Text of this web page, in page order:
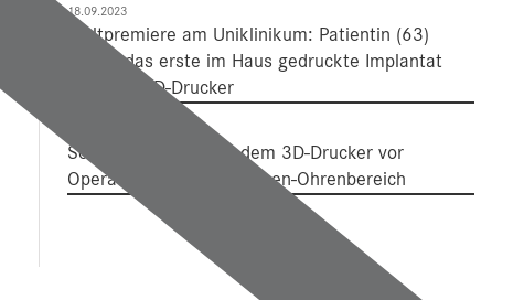
18.09.2023
Weltpremiere am Uniklinikum: Patientin (63)
erhielt das erste im Haus gedruckte Implantat
aus dem 3D-Drucker
Schädel-Modelle aus dem 3D-Drucker vor
Operationen im Hals-Nasen-Ohrenbereich